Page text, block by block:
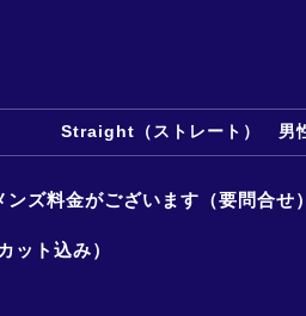
Straight（ストレート） 男
ズ料金がございます（要問合せ
ット込み）